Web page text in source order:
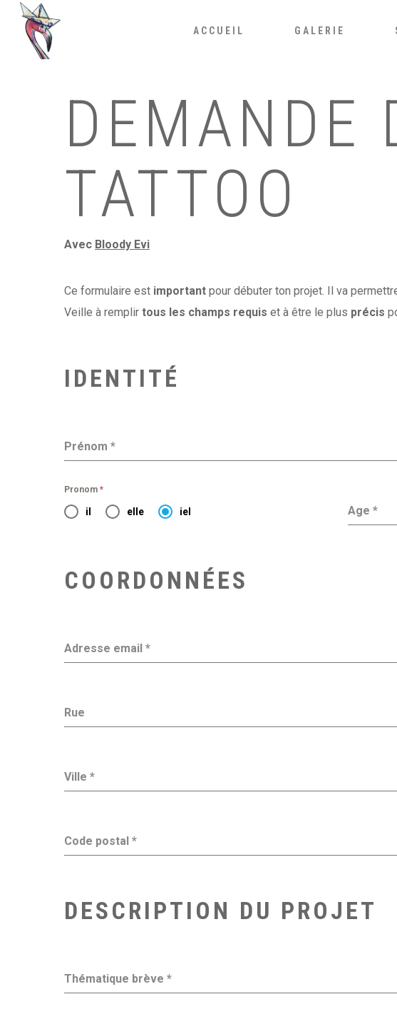
Skip
ACCUEIL GALERIE
DEMANDE
TATTOO
Avec Bloody Evi
Ce formulaire est important pour débuter ton projet. Il va
Veille à remplir tous les champs requis et à être le plus précis
IDENTITÉ
Prénom *
Pronom *
il elle iel Age *
COORDONNÉES
Adresse email *
Rue
Ville *
Code postal *
DESCRIPTION DU PROJET
Thématique brève *